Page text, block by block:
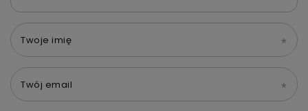
Twoje imię
Twój email